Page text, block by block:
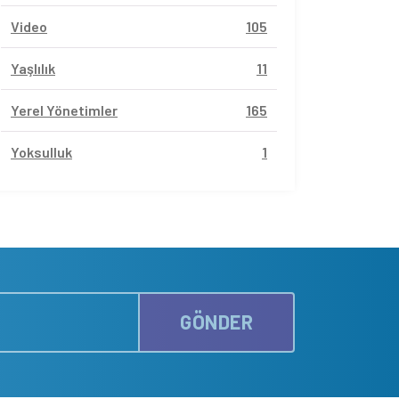
Video 105
Yaşlılık 11
Yerel Yönetimler 165
Yoksulluk 1
GÖNDER